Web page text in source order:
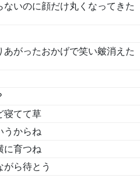
ないのに顔だけ丸くなってきた
あがったおかげで笑い皴消えた
寝てて草
うからね
に育つね
がら待とう